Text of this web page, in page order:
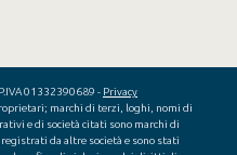
01332390689 - Privacy
marchi di terzi, loghi, nomi di
e di società citati sono marchi di
da altre società e sono stati